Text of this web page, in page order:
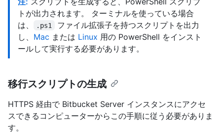
トが出力されます。 ターミナルを使っている場合
は、
.ps1
ファイル拡張子を持つスクリプトを出力
し、 Mac または Linux 用の PowerShell をインスト
ールして実行する必要があります。
移行スクリプトの生成
HTTPS 経由で Bitbucket Server インスタンスにアクセ
スできるコンピューターからこの手順に従う必要がありま
す。